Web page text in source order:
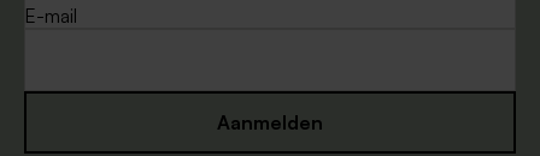
E-mail
Aanmelden